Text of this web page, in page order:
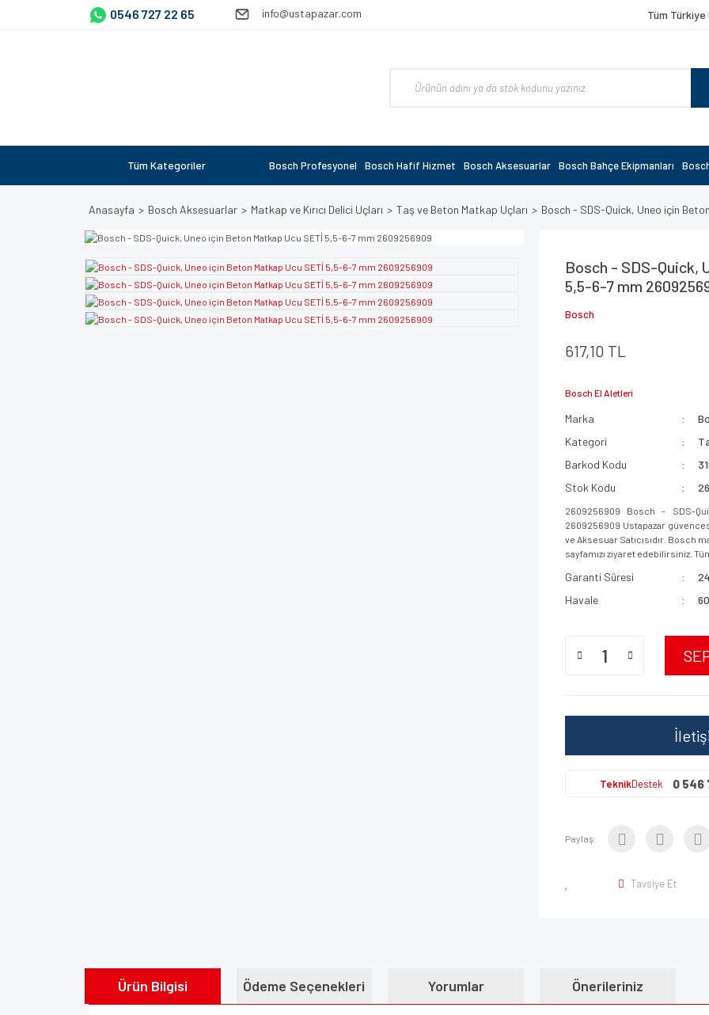
0546 727 22 65 info@ustapazar.com Tüm
Tüm Kategoriler Bosch Profesyonel Bosch Hafif Hizmet Bosch Aksesuarlar Bosch Bahçe Ekipmanları
Anasayfa Bosch Aksesuarlar Matkap ve Kırıcı Delici Uçları Taş ve Beton Matkap Uçları Bosch - SDS-Quick, Uneo için
Bosch - SDS-Quick,
5,5-6-7 mm
Bosch
617,10 TL
Bosch El Aletleri
Marka
Kategori
Barkod Kodu
Stok Kodu
2609256909 Bosch - SDS-
2609256909 Ustapazar
ve Aksesuar Satıcısıdır.
sayfamızı ziyaret edebilirsiniz.
Garanti Süresi
Havale
TeknikDestek 0 546
Paylaş:
Tavsiye Et
Ürün Bilgisi Ödeme Seçenekleri Yorumlar Önerileriniz